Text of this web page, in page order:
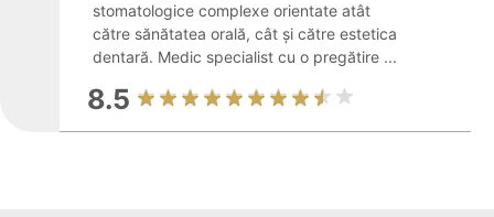
stomatologice complexe orientate atât
către sănătatea orală, cât și către estetica
dentară. Medic specialist cu o pregătire ...
8.5